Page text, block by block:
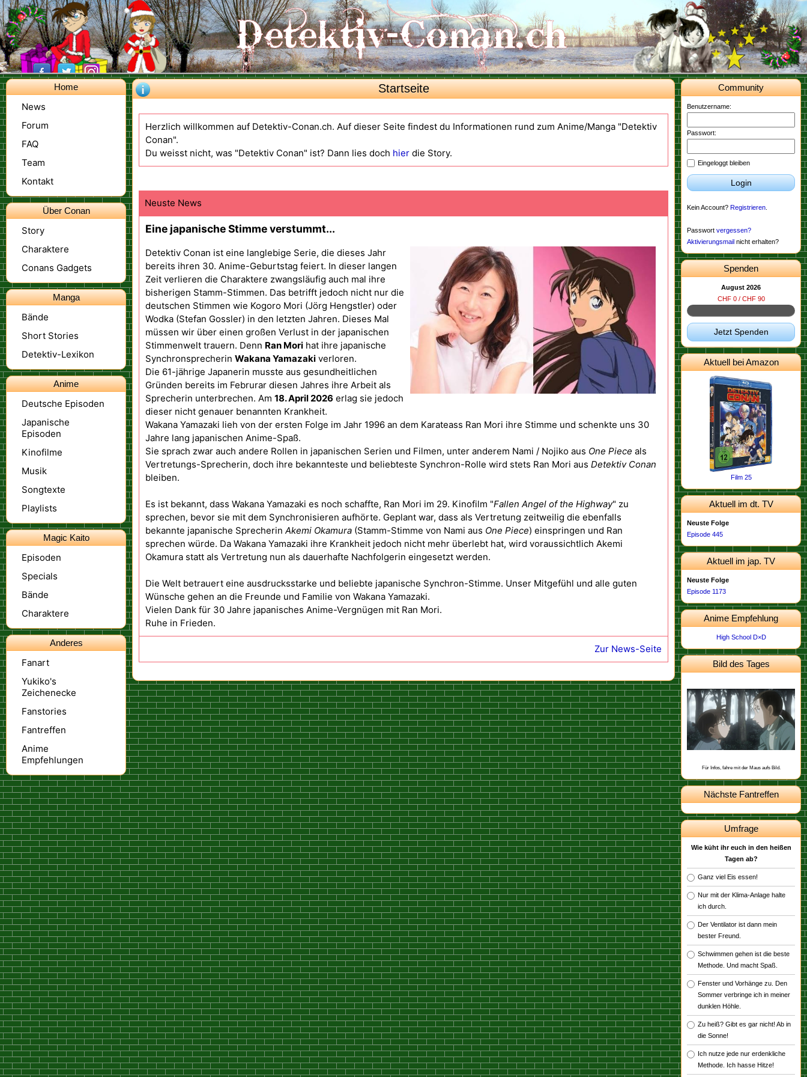
Home
News
Forum
FAQ
Team
Kontakt
Über Conan
Story
Charaktere
Conans Gadgets
Manga
Bände
Short Stories
Detektiv-Lexikon
Anime
Deutsche Episoden
Japanische
Episoden
Kinofilme
Musik
Songtexte
Playlists
Magic Kaito
Episoden
Specials
Bände
Charaktere
Anderes
Fanart
Yukiko's
Zeichenecke
Fanstories
Fantreffen
Anime
Empfehlungen
Community
Benutzername:
Passwort:
Eingeloggt bleiben
Login
Kein Account? Registrieren
Passwort vergessen?
Aktivierungsmail nicht erhalten?
Spenden
August 2026
CHF 0 / CHF 90
Jetzt Spenden
Aktuell bei Amazon
Film 25
Aktuell im dt. TV
Neuste Folge
Episode 445
Aktuell im jap. TV
Neuste Folge
Episode 1173
Anime Empfehlung
High School D×D
Bild des Tages
Dieses Bild stammt von der
Episode 462
.
Schon gewusst, dass Yukiko Kudo mit
Sharon Vineyard und Toichi Kuroba
befreundet ist?
Für Infos, fahre mit der Maus aufs Bild.
Nächste Fantreffen
Umfrage
Wie küht ihr euch in den heißen
Tagen ab?
Ganz viel Eis essen!
Nur mit der Klima-Anlage halte
ich durch.
Der Ventilator ist dann mein
bester Freund.
Schwimmen gehen ist die beste
Methode. Und macht Spaß.
Fenster und Vorhänge zu. Den
Sommer verbringe ich in meiner
dunklen Höhle.
Zu heiß? Gibt es gar nicht! Ab in
die Sonne!
Ich nutze jede nur erdenkliche
Methode. Ich hasse Hitze!
Startseite
Herzlich willkommen auf Detektiv-Conan.ch. Auf dieser Seite findest du Informationen rund zum Anime/Manga "Detektiv
Conan".
Du weisst nicht, was "Detektiv Conan" ist? Dann lies doch hier die Story.
Neuste News
Eine japanische Stimme verstummt...
Detektiv Conan ist eine langlebige Serie, die dieses Jahr
bereits ihren 30. Anime-Geburtstag feiert. In dieser langen
Zeit verlieren die Charaktere zwangsläufig auch mal ihre
bisherigen Stamm-Stimmen. Das betrifft jedoch nicht nur die
deutschen Stimmen wie Kogoro Mori (Jörg Hengstler) oder
Wodka (Stefan Gossler) in den letzten Jahren. Dieses Mal
müssen wir über einen großen Verlust in der japanischen
Stimmenwelt trauern. Denn Ran Mori hat ihre japanische
Synchronsprecherin Wakana Yamazaki verloren.
Die 61-jährige Japanerin musste aus gesundheitlichen
Gründen bereits im Februrar diesen Jahres ihre Arbeit als
Sprecherin unterbrechen. Am 18. April 2026 erlag sie jedoch
dieser nicht genauer benannten Krankheit.
Wakana Yamazaki lieh von der ersten Folge im Jahr 1996 an dem Karateass Ran Mori ihre Stimme und schenkte uns 30
Jahre lang japanischen Anime-Spaß.
Sie sprach zwar auch andere Rollen in japanischen Serien und Filmen, unter anderem Nami / Nojiko aus One Piece als
Vertretungs-Sprecherin, doch ihre bekannteste und beliebteste Synchron-Rolle wird stets Ran Mori aus Detektiv Conan
bleiben.
Es ist bekannt, dass Wakana Yamazaki es noch schaffte, Ran Mori im 29. Kinofilm "Fallen Angel of the Highway" zu
sprechen, bevor sie mit dem Synchronisieren aufhörte. Geplant war, dass als Vertretung zeitweilig die ebenfalls
bekannte japanische Sprecherin Akemi Okamura (Stamm-Stimme von Nami aus One Piece) einspringen und Ran
sprechen würde. Da Wakana Yamazaki ihre Krankheit jedoch nicht mehr überlebt hat, wird voraussichtlich Akemi
Okamura statt als Vertretung nun als dauerhafte Nachfolgerin eingesetzt werden.
Die Welt betrauert eine ausdrucksstarke und beliebte japanische Synchron-Stimme. Unser Mitgefühl und alle guten
Wünsche gehen an die Freunde und Familie von Wakana Yamazaki.
Vielen Dank für 30 Jahre japanisches Anime-Vergnügen mit Ran Mori.
Ruhe in Frieden.
Zur News-Seite